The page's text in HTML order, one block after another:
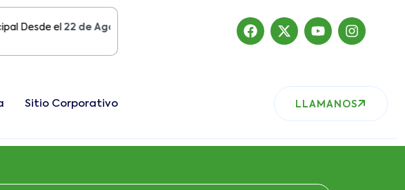
el22 de Agosto del 2019 , nuestro sitio ha migrado
Sitio Corporativo LLAMANOS